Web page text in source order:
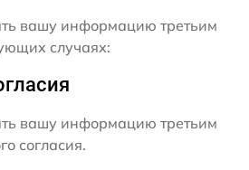
вашу информацию третьим
случаях:
вашу информацию третьим
согласия.